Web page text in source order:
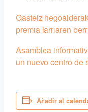
Gasteiz
premia larriaren
Asamblea
un nuevo centro de
Añadir al